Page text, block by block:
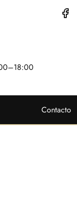
Contacto